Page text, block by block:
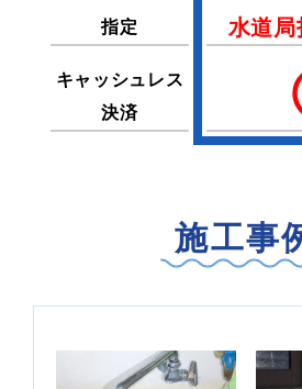
指定 水道局
キャッシュレス
決済
施工事